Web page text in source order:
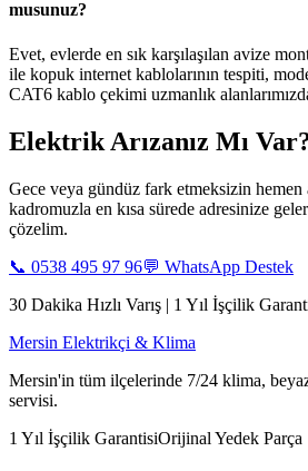
musunuz?
Evet, evlerde en sık karşılaşılan avize
ile kopuk internet kablolarının tespiti,
CAT6 kablo çekimi uzmanlık
Elektrik Arızanız Mı
Gece veya gündüz fark etmeksizin hemen
kadromuzla en kısa sürede adresinize
çözelim.
📞 0538 495 97 96💬 WhatsApp Destek
30 Dakika Hızlı Varış | 1 Yıl İşçilik
Mersin Elektrikçi & Klima
Mersin'in tüm ilçelerinde 7/24 klima,
servisi.
1 Yıl İşçilik GarantisiOrijinal Yedek Parça